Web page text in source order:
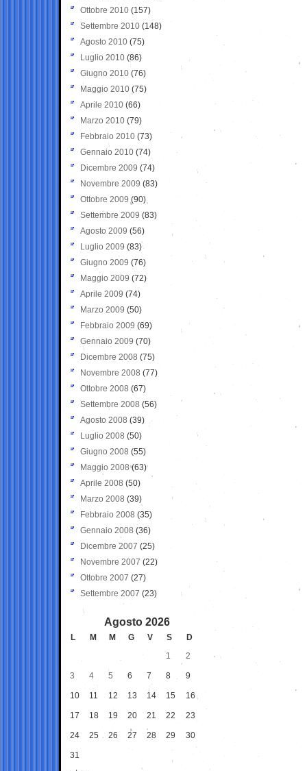
Ottobre 2010 (157)
Settembre 2010 (148)
Agosto 2010 (75)
Luglio 2010 (86)
Giugno 2010 (76)
Maggio 2010 (75)
Aprile 2010 (66)
Marzo 2010 (79)
Febbraio 2010 (73)
Gennaio 2010 (74)
Dicembre 2009 (74)
Novembre 2009 (83)
Ottobre 2009 (90)
Settembre 2009 (83)
Agosto 2009 (56)
Luglio 2009 (83)
Giugno 2009 (76)
Maggio 2009 (72)
Aprile 2009 (74)
Marzo 2009 (50)
Febbraio 2009 (69)
Gennaio 2009 (70)
Dicembre 2008 (75)
Novembre 2008 (77)
Ottobre 2008 (67)
Settembre 2008 (56)
Agosto 2008 (39)
Luglio 2008 (50)
Giugno 2008 (55)
Maggio 2008(63)
Aprile 2008 (50)
Marzo 2008 (39)
Febbraio 2008 (35)
Gennaio 2008 (36)
Dicembre 2007 (25)
Novembre 2007 (22)
Ottobre 2007 (27)
Settembre 2007 (23)
Agosto 2026
L M M G V S
D
1
2
3 4 5 6 7 8 9
10 11 12 13 14 15 16
17 18 19 20 21 22 23
24 25 26 27 28 29 30
31